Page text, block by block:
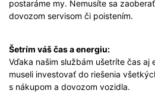
postaráme my. Nemusíte sa
dovozom servisom či poistením.
Šetrím váš čas a energiu:
Vďaka našim službám ušetríte čas aj
museli investovať do riešenia
s nákupom a dovozom vozidla.